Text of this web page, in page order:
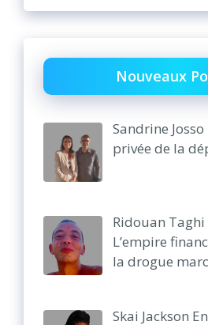
Nouveaux
Sandrine
privée de la
Ridouan Taghi
L’empire
la drogue
Skai Jackson